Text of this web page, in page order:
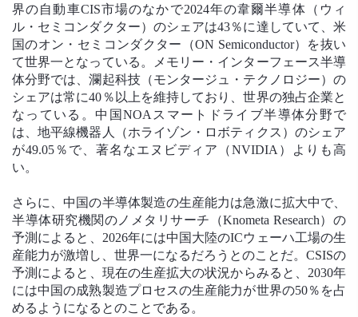
界の自動車CIS市場のなかで2024年の韋爾半導体（ウィ
ル・セミコンダクター）のシェアは43％に達していて、米
国のオン・セミコンダクター（ON Semiconductor）を抜い
て世界一となっている。メモリー・インターフェース半導
体分野では、瀾起科技（モンタージュ・テクノロジー）の
シェアは常に40％以上を維持しており、世界の独占企業と
なっている。中国NOAスマートドライブ半導体分野で
は、地平線機器人（ホライゾン・ロボティクス）のシェア
が49.05％で、著名なエヌビディア（NVIDIA）よりも高
い。
さらに、中国の半導体製造の生産能力は急激に拡大中で、
半導体研究機関のノメタリサーチ（Knometa Research）の
予測によると、2026年には中国大陸のICウェーハ工場の生
産能力が激増し、世界一になるだろうとのことだ。CSISの
予測によると、現在の生産拡大の状況からみると、2030年
には中国の成熟製造プロセスの生産能力が世界の50％を占
めるようになるとのことである。